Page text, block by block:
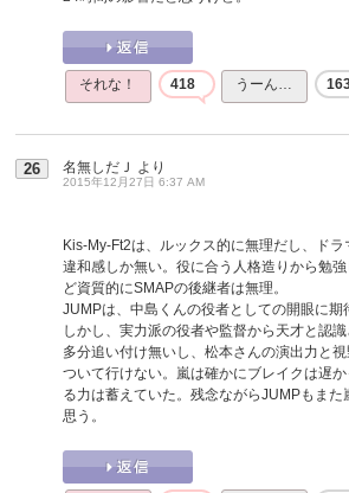
それな！ 418 うーん…
26 名無しだＪ より
2015年12月27日 6:37 AM
Kis-My-Ft2は、ルックス的に無理だし、ド
違和感しか無い。役に合う人格造りから勉
ど資質的にSMAPの後継者は無理。
JUMPは、中島くんの役者としての開眼に期
しかし、実力派の役者や監督から天才と認
多分追い付け無いし、松本さんの演出力と
ついて行けない。嵐は確かにブレイクは遅
る力は蓄えていた。残念ながらJUMPもまた
思う。